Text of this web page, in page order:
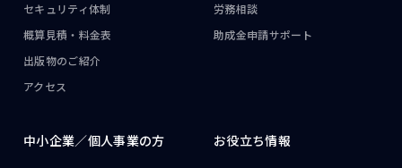
セキュリティ体制
概算見積・料金表
出版物のご紹介
アクセス
労務相談
助成金申請サポート
中小企業／個人事業の方 お役立ち情報